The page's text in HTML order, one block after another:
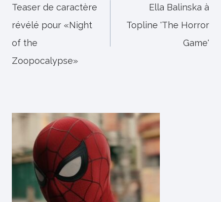
de
l’article
Teaser de caractère
révélé pour «Night
of the
Zoopocalypse»
Ella Balinska à
Topline 'The Horror
Game'